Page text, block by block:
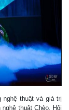
thuật và giá trị
thuật Chèo. Hội